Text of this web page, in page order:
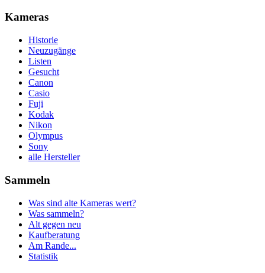
Kameras
Historie
Neuzugänge
Listen
Gesucht
Canon
Casio
Fuji
Kodak
Nikon
Olympus
Sony
alle Hersteller
Sammeln
Was sind alte Kameras wert?
Was sammeln?
Alt gegen neu
Kaufberatung
Am Rande...
Statistik